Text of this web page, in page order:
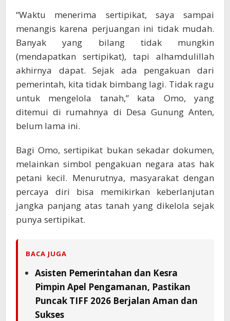
“Waktu menerima sertipikat, saya sampai
menangis karena perjuangan ini tidak mudah.
Banyak yang bilang tidak mungkin
(mendapatkan sertipikat), tapi alhamdulillah
akhirnya dapat. Sejak ada pengakuan dari
pemerintah, kita tidak bimbang lagi. Tidak ragu
untuk mengelola tanah,” kata Omo, yang
ditemui di rumahnya di Desa Gunung Anten,
belum lama ini.
Bagi Omo, sertipikat bukan sekadar dokumen,
melainkan simbol pengakuan negara atas hak
petani kecil. Menurutnya, masyarakat dengan
percaya diri bisa memikirkan keberlanjutan
jangka panjang atas tanah yang dikelola sejak
punya sertipikat.
BACA JUGA
Asisten Pemerintahan dan Kesra
Pimpin Apel Pengamanan, Pastikan
Puncak TIFF 2026 Berjalan Aman dan
Sukses